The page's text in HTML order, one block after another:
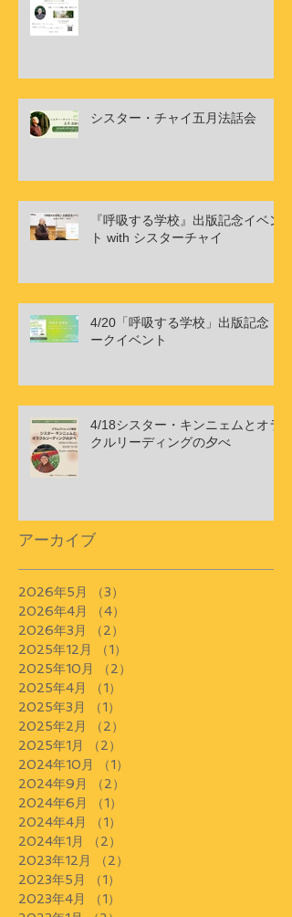
シスター・チャイ五月法話会
『呼吸する学校』出版記念イベン
ト with シスターチャイ
4/20「呼吸する学校」出版記念ト
ークイベント
4/18シスター・キンニェムとオラ
クルリーディングの夕べ
アーカイブ
2026年5月 （3）
2026年4月
（4）
2026年3月
（2）
2025年12月
（1）
2025年10月
（2）
2025年4月
（1）
2025年3月
（1）
2025年2月
（2）
2025年1月
（2）
2024年10月
（1）
2024年9月
（2）
2024年6月
（1）
2024年4月
（1）
2024年1月
（2）
2023年12月
（2）
2023年5月
（1）
2023年4月
（1）